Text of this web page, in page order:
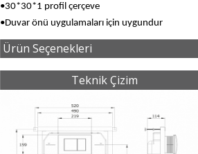
•30*30*1 profil çerçeve
•Duvar önü uygulamaları için uygundur
Ürün Seçenekleri
Teknik Çizim